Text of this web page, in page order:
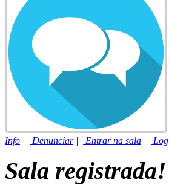
Info | Denunciar| Entrar na sala | Log
Sala registrada!